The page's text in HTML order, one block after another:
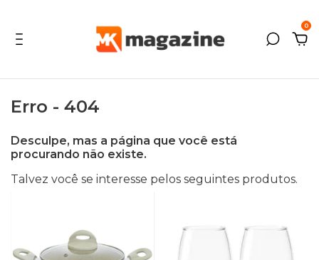
0
Erro - 404
Desculpe, mas a página que você está
procurando não existe.
Talvez você se interesse pelos seguintes produtos.